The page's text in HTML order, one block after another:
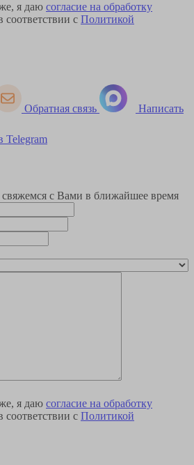
я даю согласие на обработку
соответствии с Политикой
Обратная связь Написать
Telegram
с Вами в ближайшее время
я даю согласие на обработку
соответствии с Политикой